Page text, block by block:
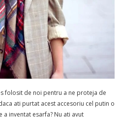
folosit de noi pentru a ne proteja de
ati purtat acest accesoriu cel putin o
a inventat esarfa? Nu ati avut